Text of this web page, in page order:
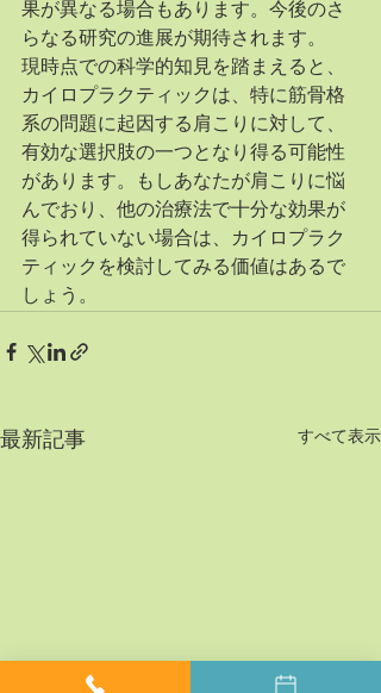
果が異なる場合もあります。今後のさ
らなる研究の進展が期待されます。
現時点での科学的知見を踏まえると、
カイロプラクティックは、特に筋骨格
系の問題に起因する肩こりに対して、
有効な選択肢の一つとなり得る可能性
があります。もしあなたが肩こりに悩
んでおり、他の治療法で十分な効果が
得られていない場合は、カイロプラク
ティックを検討してみる価値はあるで
しょう。
最新記事 すべて表示